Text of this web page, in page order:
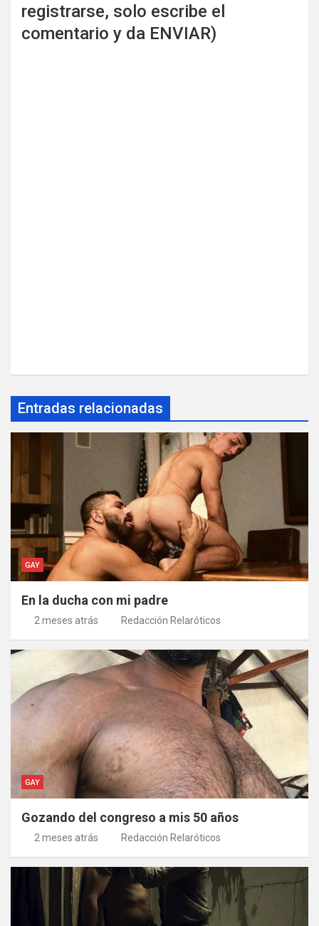
registrarse, solo escribe el
comentario y da ENVIAR)
Entradas relacionadas
GAY
En la ducha con mi padre
2 meses atrás Redacción Relaróticos
GAY
Gozando del congreso a mis 50 años
2 meses atrás Redacción Relaróticos